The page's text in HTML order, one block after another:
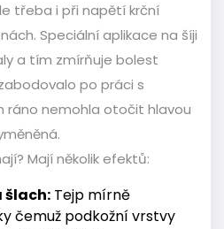
třeba i při napětí krční
Speciální aplikace na šíji
a tím zmírňuje bolest
po práci s
ráno nemohla otočit hlavou
Mají několik efektů:
šlach: Tejp mírně
čemuž podkožní vrstvy